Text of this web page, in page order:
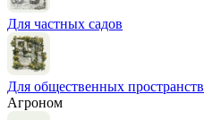
Для частных садов
Для общественных пространств
Агроном